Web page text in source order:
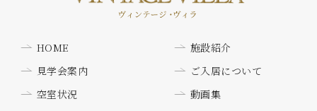
HOME
施設紹介
見学会案内
ご入居について
空室状況
動画集